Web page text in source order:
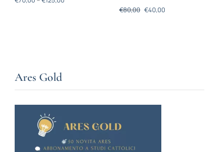
€80,00 €40,00
Ares Gold